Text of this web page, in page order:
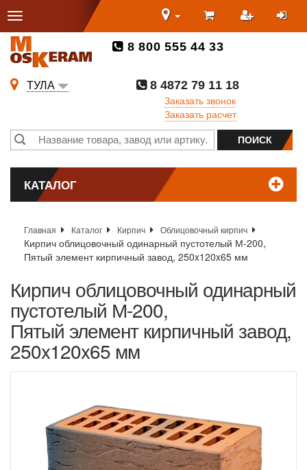
8 800 555 44 33
ТУЛА
8 4872 79 11 18
Заказать звонок
Заказать расчет
КАТАЛОГ
Главная Каталог Кирпич Облицовочный кирпич
Кирпич облицовочный одинарный пустотелый М-200,
Пятый элемент кирпичный завод, 250x120x65 мм
Кирпич облицовочный одинарный
пустотелый М-200,
Пятый элемент кирпичный завод,
250x120x65 мм